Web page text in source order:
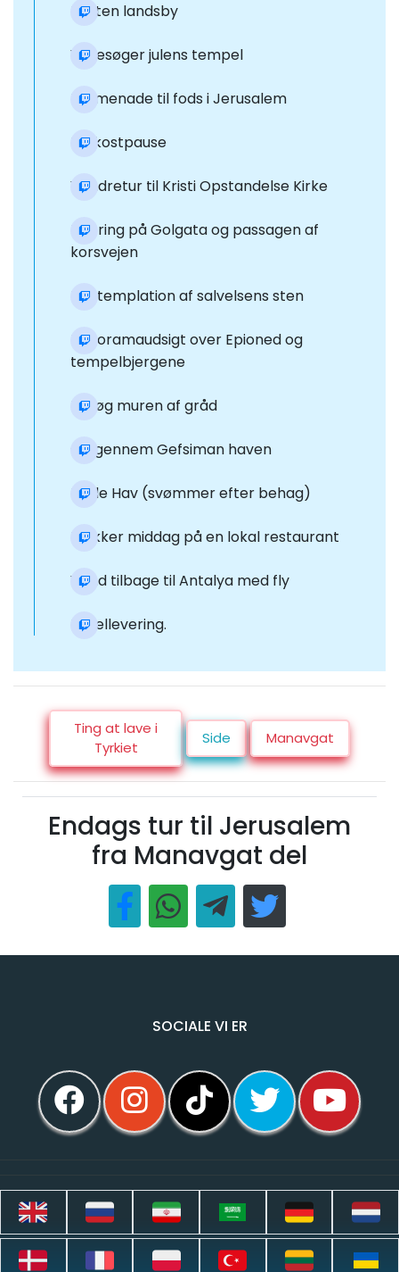
Kristen landsby
Vi besøger julens tempel
Promenade til fods i Jerusalem
Frokostpause
Vandretur til Kristi Opstandelse Kirke
Klatring på Golgata og passagen af
korsvejen
Kontemplation af salvelsens sten
Panoramaudsigt over Epioned og
tempelbjergene
Besøg muren af gråd
Gå gennem Gefsiman haven
Døde Hav (svømmer efter behag)
Lækker middag på en lokal restaurant
Vend tilbage til Antalya med fly
Hotellevering.
Ting at lave i
Tyrkiet
Side Manavgat
Endags tur til Jerusalem
fra Manavgat del
SOCIALE VI ER